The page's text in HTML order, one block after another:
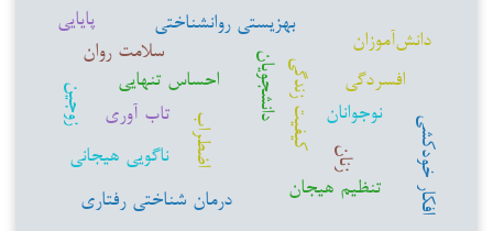
اضطراب
دانشجویانکیفیت زندگی نوجوانان
افسردگی
بهزیستی روانشناختی
دانش‌آموزان
زنان
تنظیم هیجان
درمان شناختی رفتاری
ناگویی هیجانی
احساس تنهایی
زوجین
افکار خودکشی
تاب آوری
سلامت روان
پایایی